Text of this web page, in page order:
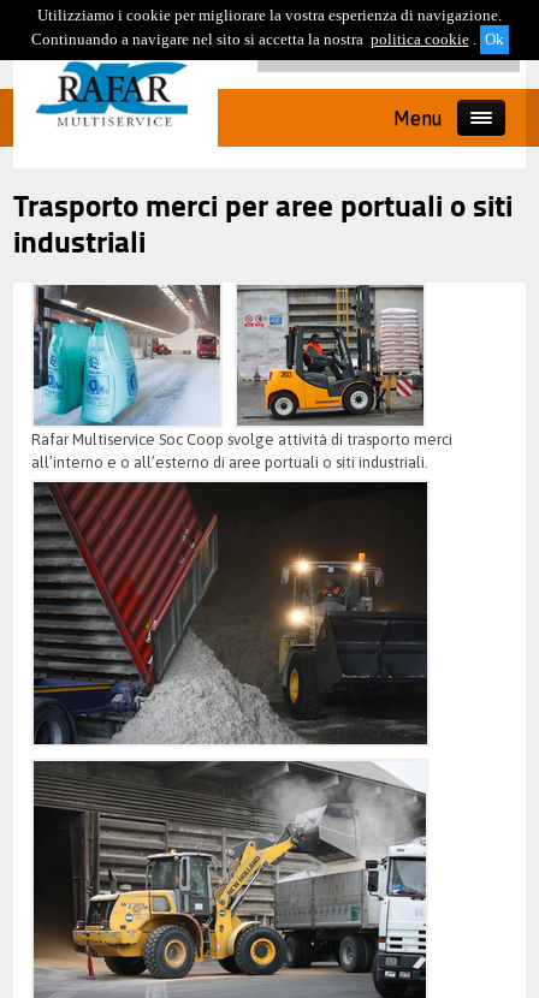
Utilizziamo i cookie per migliorare la vostra esperienza di navigazione.
Continuando a navigare nel sito si accetta la nostra politica cookie .
Menu
Trasporto merci per aree portuali o siti
industriali
Rafar Multiservice Soc Coop svolge attività di trasporto merci
all’interno e o all’esterno di aree portuali o siti industriali.